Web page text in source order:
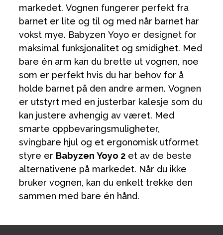
markedet. Vognen fungerer perfekt fra
barnet er lite og til og med når barnet har
vokst mye. Babyzen Yoyo er designet for
maksimal funksjonalitet og smidighet. Med
bare én arm kan du brette ut vognen, noe
som er perfekt hvis du har behov for å
holde barnet på den andre armen. Vognen
er utstyrt med en justerbar kalesje som du
kan justere avhengig av været. Med
smarte oppbevaringsmuligheter,
svingbare hjul og et ergonomisk utformet
styre er Babyzen Yoyo 2 et av de beste
alternativene på markedet. Når du ikke
bruker vognen, kan du enkelt trekke den
sammen med bare én hånd.